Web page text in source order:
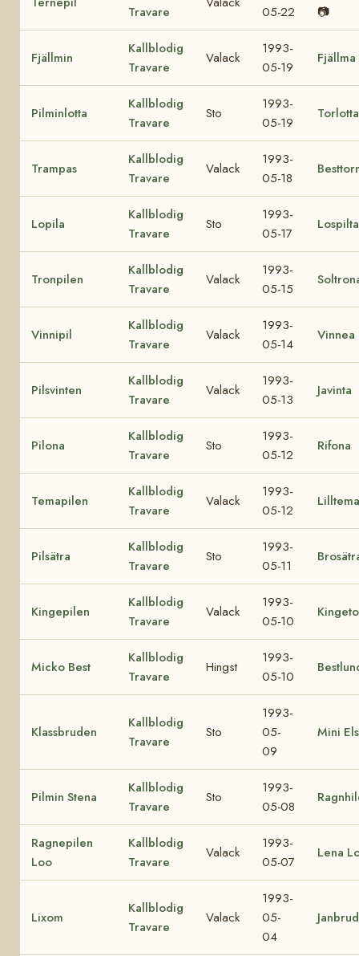
Travare
05-22
📷
Fjällmin
Kallblodig
Travare
Valack
1993-
05-19
Fjällma
Pilminlotta
Kallblodig
Travare
Sto
1993-
05-19
Torlotta
Trampas
Kallblodig
Travare
Valack
1993-
05-18
Lopila
Kallblodig
Travare
Sto
1993-
05-17
Lospilta
Tronpilen
Kallblodig
Travare
Valack
1993-
05-15
Vinnipil
Kallblodig
Travare
Valack
1993-
05-14
Vinnea
Pilsvinten
Kallblodig
Travare
Valack
1993-
05-13
Javinta
Pilona
Kallblodig
Travare
Sto
1993-
05-12
Rifona
Temapilen
Kallblodig
Travare
Valack
1993-
05-12
Lilltema
Pilsätra
Kallblodig
Travare
Sto
1993-
05-11
Kingepilen
Kallblodig
Travare
Valack
1993-
05-10
Micko Best
Kallblodig
Travare
Hingst
1993-
05-10
Klassbruden
Kallblodig
Travare
Sto
1993-
05-
09
Mini
Pilmin Stena
Kallblodig
Travare
Sto
1993-
05-08
Ragnepilen
Loo
Kallblodig
Travare
Valack
1993-
05-07
Lena
Lixom
Kallblodig
Travare
Valack
1993-
05-
04